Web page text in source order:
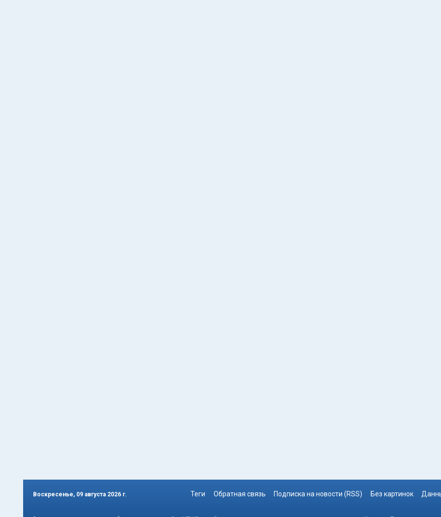
Воскресенье, 09 августа 2026 г. Теги Обратная связь Подписка на новости (RSS) Без картинок